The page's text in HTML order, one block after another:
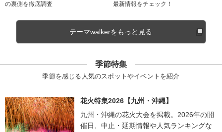
の裏側を徹底調査
最新情報をチェック！
テーマwalkerをもっと見る
季節特集
季節を感じる人気のスポットやイベントを紹介
花火特集2026【九州・沖縄】
九州・沖縄の花火大会を掲載。2026年の開
催日、中止・延期情報や人気ランキングな